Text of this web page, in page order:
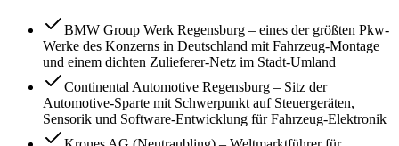
BMW Group Werk Regensburg – eines der größten Pkw-
Werke des Konzerns in Deutschland mit Fahrzeug-Montage
und einem dichten Zulieferer-Netz im Stadt-Umland
Continental Automotive Regensburg – Sitz der
Automotive-Sparte mit Schwerpunkt auf Steuergeräten,
Sensorik und Software-Entwicklung für Fahrzeug-Elektronik